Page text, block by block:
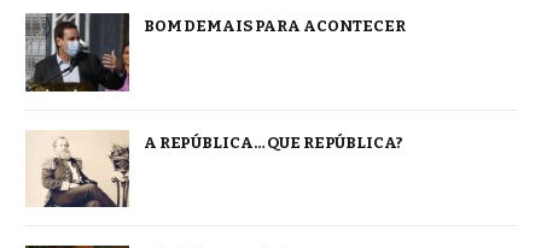
BOM DEMAIS PARA ACONTECER
A REPÚBLICA… QUE REPÚBLICA?